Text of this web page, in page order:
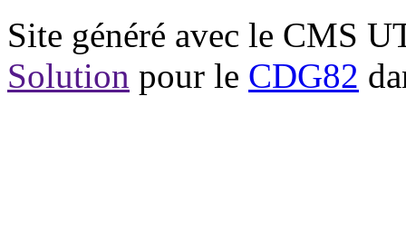
Site généré avec le CMS
Solution pour le CDG82